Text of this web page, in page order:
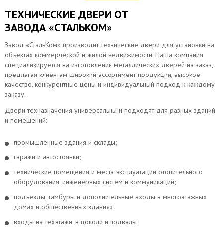
ТЕХНИЧЕСКИЕ ДВЕРИ ОТ
ЗАВОДА «СТАЛЬКОМ»
Завод «СтальКом» производит технические двери для установки на
объектах коммерческой и жилой недвижимости. Наша компания
специализируется на изготовлении металлических дверей на заказ,
предлагая клиентам широкий ассортимент продукции, высокое
качество, конкурентные цены и индивидуальный подход к каждому
заказу.
Двери техназначения универсальны и подходят для разных зданий
и помещений:
промышленные здания и склады;
гаражи и автостоянки;
технические помещения и места эксплуатации отопительного
оборудования, инженерных систем и коммуникаций;
подъезды, тамбуры и дополнительные входы в многоэтажных
домах и общественных зданиях;
входы на техэтажи, в цоколи и подвалы;